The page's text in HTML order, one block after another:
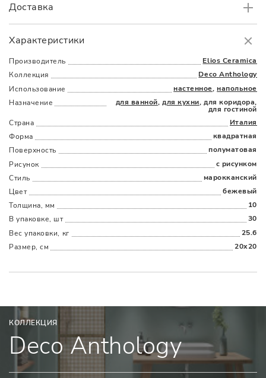
Характеристики
Производитель
Elios Ceramica
Коллекция
Deco Anthology
Использование
настенное,напольное
Назначение
для ванной,для кухни, для коридора,
для гостиной
Страна
Италия
Форма
квадратная
Поверхность
полуматовая
Рисунок
с рисунком
Стиль
марокканский
Цвет
бежевый
Толщина, мм
10
В упаковке, шт
30
Вес упаковки, кг
25.6
Размер, см
20x20
Доставка
Доставка
Наличыми
КОЛЛЕКЦИЯ
Deco Anthology